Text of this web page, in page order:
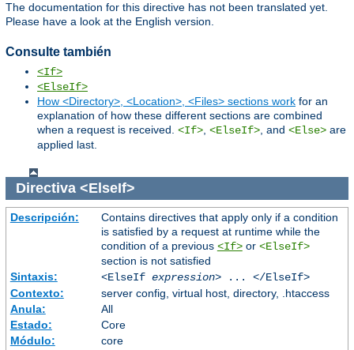
The documentation for this directive has not been translated yet.
Please have a look at the English version.
Consulte también
<If>
<ElseIf>
How <Directory>, <Location>, <Files> sections work for an
explanation of how these different sections are combined
when a request is received. <If>, <ElseIf>, and <Else> are
applied last.
Directiva <ElseIf>
Descripción:
Contains directives that apply only if a condition
is satisfied by a request at runtime while the
condition of a previous <If>or <ElseIf>
section is not satisfied
Sintaxis:
<ElseIf expression> ... </ElseIf>
Contexto:
server config, virtual host, directory, .htaccess
Anula:
All
Estado:
Core
Módulo:
core